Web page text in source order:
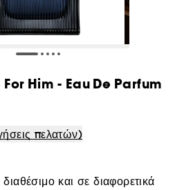
Him - Eau De Parfum
πελατών)
και σε διαφορετικά